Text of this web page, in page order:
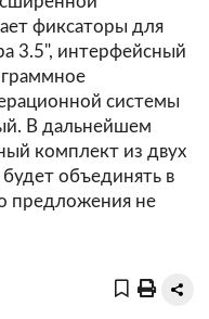
фиксаторы для
3.5", интерфейсный
системы
В дальнейшем
комплект из двух
объединять в
предложения не